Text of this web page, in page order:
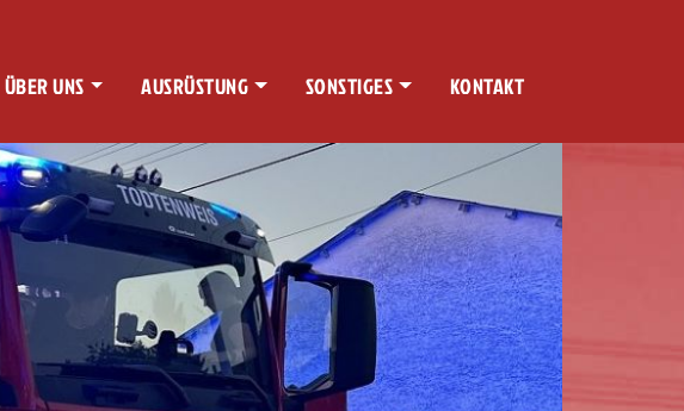
ÜBER UNS AUSRÜSTUNG SONSTIGES KONTAKT